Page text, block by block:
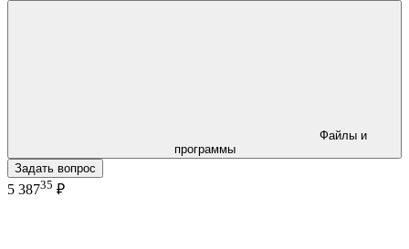
программы
Задать вопрос
5 38735 ₽